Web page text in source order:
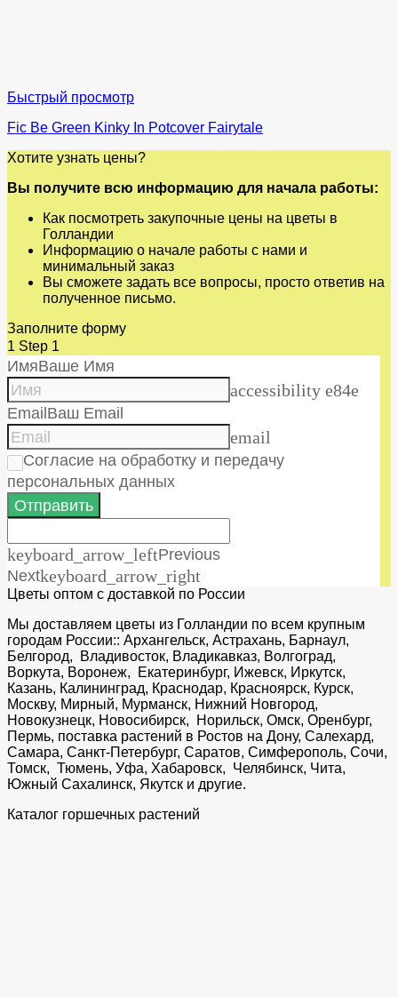
Быстрый просмотр
Fic Be Green Kinky In Potcover Fairytale
Хотите узнать цены?
Вы получите всю информацию для начала работы:
Как посмотреть закупочные цены на цветы в
Голландии
Информацию о начале работы с нами и
минимальный заказ
Вы сможете задать все вопросы, просто ответив на
полученное письмо.
Заполните форму
1 Step 1
ИмяВаше Имя
accessibility e84e
EmailВаш Email
email
Согласие на обработку и передачу
персональных данных
Отправить
keyboard_arrow_leftPrevious
Nextkeyboard_arrow_right
Цветы оптом с доставкой по России
Мы доставляем цветы из Голландии по всем крупным
городам России:: Архангельск, Астрахань, Барнаул,
Белгород, Владивосток, Владикавказ, Волгоград,
Воркута, Воронеж, Екатеринбург, Ижевск, Иркутск,
Казань, Калининград, Краснодар, Красноярск, Курск,
Москву, Мирный, Мурманск, Нижний Новгород,
Новокузнецк, Новосибирск, Норильск, Омск, Оренбург,
Пермь, поставка растений в Ростов на Дону, Салехард,
Самара, Санкт-Петербург, Саратов, Симферополь, Сочи,
Томск, Тюмень, Уфа, Хабаровск, Челябинск, Чита,
Южный Сахалинск, Якутск и другие.
Каталог горшечных растений